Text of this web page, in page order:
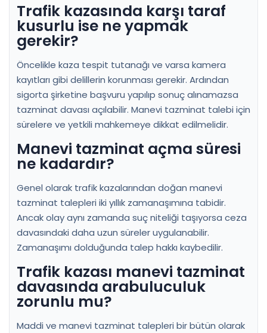
Trafik kazasında karşı taraf
kusurlu ise ne yapmak
gerekir?
Öncelikle kaza tespit tutanağı ve varsa kamera
kayıtları gibi delillerin korunması gerekir. Ardından
sigorta şirketine başvuru yapılıp sonuç alınamazsa
tazminat davası açılabilir. Manevi tazminat talebi için
sürelere ve yetkili mahkemeye dikkat edilmelidir.
Manevi tazminat açma süresi
ne kadardır?
Genel olarak trafik kazalarından doğan manevi
tazminat talepleri iki yıllık zamanaşımına tabidir.
Ancak olay aynı zamanda suç niteliği taşıyorsa ceza
davasındaki daha uzun süreler uygulanabilir.
Zamanaşımı dolduğunda talep hakkı kaybedilir.
Trafik kazası manevi tazminat
davasında arabuluculuk
zorunlu mu?
Maddi ve manevi tazminat talepleri bir bütün olarak